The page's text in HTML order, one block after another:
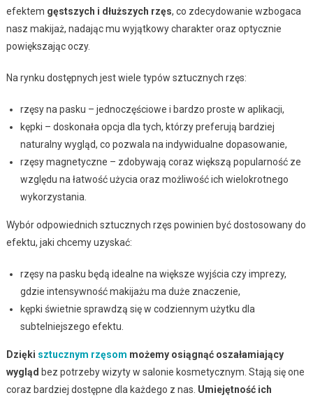
efektem gęstszych i dłuższych rzęs, co zdecydowanie wzbogaca
nasz makijaż, nadając mu wyjątkowy charakter oraz optycznie
powiększając oczy.
Na rynku dostępnych jest wiele typów sztucznych rzęs:
rzęsy na pasku – jednoczęściowe i bardzo proste w aplikacji,
kępki – doskonała opcja dla tych, którzy preferują bardziej
naturalny wygląd, co pozwala na indywidualne dopasowanie,
rzęsy magnetyczne – zdobywają coraz większą popularność ze
względu na łatwość użycia oraz możliwość ich wielokrotnego
wykorzystania.
Wybór odpowiednich sztucznych rzęs powinien być dostosowany do
efektu, jaki chcemy uzyskać:
rzęsy na pasku będą idealne na większe wyjścia czy imprezy,
gdzie intensywność makijażu ma duże znaczenie,
kępki świetnie sprawdzą się w codziennym użytku dla
subtelniejszego efektu.
Dzięki sztucznym rzęsom możemy osiągnąć oszałamiający
wygląd bez potrzeby wizyty w salonie kosmetycznym. Stają się one
coraz bardziej dostępne dla każdego z nas. Umiejętność ich